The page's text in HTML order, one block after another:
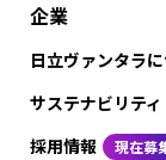
企業
日立ヴァンタラ
サステナビリティ
採用情報
現在募